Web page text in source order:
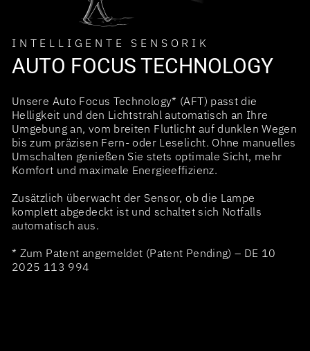
INTELLIGENTE SENSORIK
AUTO FOCUS TECHNOLOGY
Unsere Auto Focus Technology* (AFT) passt die
Helligkeit und den Lichtstrahl automatisch an Ihre
Umgebung an, vom breiten Flutlicht auf dunklen Wegen
bis zum präzisen Fern- oder Leselicht. Ohne manuelles
Umschalten genießen Sie stets optimale Sicht, mehr
Komfort und maximale Energieeffizienz.
Zusätzlich überwacht der Sensor, ob die Lampe
komplett abgedeckt ist und schaltet sich Notfalls
automatisch aus.
* Zum Patent angemeldet (Patent Pending) – DE 10
2025 113 994